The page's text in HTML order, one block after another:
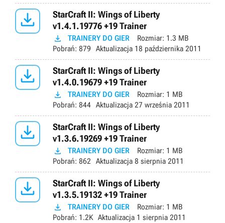

StarCraft II: Wings of Liberty
v1.4.1.19776 +19 Trainer
 TRAINERY DO GIER Rozmiar: 1.3 MB
Pobrań: 879 Aktualizacja 18 października 2011

StarCraft II: Wings of Liberty
v1.4.0.19679 +19 Trainer
 TRAINERY DO GIER Rozmiar: 1 MB
Pobrań: 844 Aktualizacja 27 września 2011

StarCraft II: Wings of Liberty
v1.3.6.19269 +19 Trainer
 TRAINERY DO GIER Rozmiar: 1 MB
Pobrań: 862 Aktualizacja 8 sierpnia 2011

StarCraft II: Wings of Liberty
v1.3.5.19132 +19 Trainer
 TRAINERY DO GIER Rozmiar: 1 MB
Pobrań: 1.2K Aktualizacja 1 sierpnia 2011